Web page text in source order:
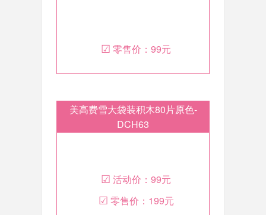
☑ 零售价： 99元
美高费雪大袋装积木80片原色-
DCH63
☑ 活动价： 99元
☑ 零售价： 199元